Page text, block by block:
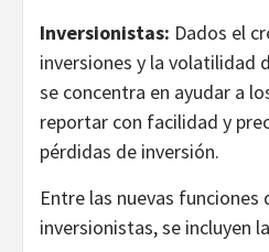
Inversionistas: Dados el
inversiones y la volatilidad
se concentra en ayudar a
reportar con facilidad y
pérdidas de inversión.
Entre las nuevas
inversionistas, se incluyen